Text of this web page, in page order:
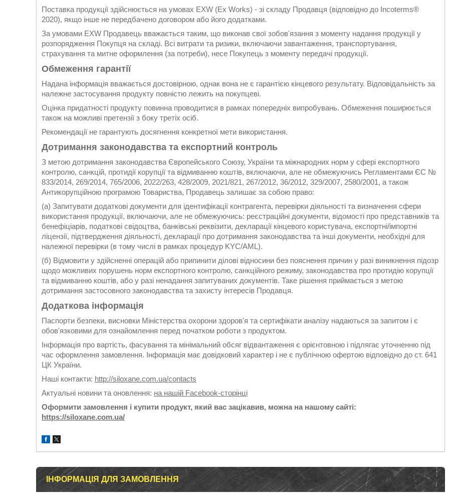
Поставка продукції здійснюється на умовах EXW (Ex Works) - зі складу Продавця (відповідно до Incoterms®
2020), якщо інше не передбачено договором або його додатками.
За умовами EXW Продавець вважається таким, що виконав свої зобов'язання з моменту надання продукції у
розпорядження Покупця на складі. Всі витрати та ризики, включаючи завантаження, транспортування,
страхування та митне оформлення (за потреби), несе Покупець з моменту передачі продукції.
Обмеження гарантії
Надана інформація вважається достовірною, однак вона не є гарантією кінцевого результату. Відповідальність за
належне застосування продукту повністю лежить на покупцеві.
Оцінка придатності продукту повинна проводитися в рамках попередніх випробувань. Обмеження поширюється
також на можливі претензії з боку третіх осіб.
Рекомендації не гарантують досягнення конкретної мети використання.
Дотримання законодавства та експортний контроль
З метою дотримання законодавства Європейського Союзу, України та міжнародних норм у сфері експортного
контролю, санкцій, протидії корупції та відмиванню коштів, включаючи, але не обмежуючись Регламентами ЄС №
833/2014, 269/2014, 765/2006, 2022/263, 428/2009, 2021/821, 267/2012, 36/2012, 329/2007, 2580/2001, а також
Антикорупційною програмою Товариства, Продавець залишає за собою право:
(а) Запитувати додаткові документи для ідентифікації контрагента, перевірки діяльності та визначення сфери
використання продукції, включаючи, але не обмежуючись: реєстраційні документи, відомості про представників та
бенефіціарів, податкові свідоцтва, банківські реквізити, декларації кінцевого користувача, експортні/імпортні
ліцензії, підтвердження діяльності, декларації про дотримання законодавства та інші документи, необхідні для
належної перевірки (в тому числі в рамках процедур KYC/AML).
(б) Відмовити у здійсненні операцій або припинити ділові відносини без пояснення причин у разі виникнення підозр
щодо можливих порушень норм експортного контролю, санкційного режиму, законодавства про протидію корупції
та відмиванню коштів, або у разі ненадання запитуваних документів. Таке рішення приймається з метою
дотримання застосовного законодавства та захисту інтересів Продавця.
Додаткова інформація
Паспорти безпеки, висновки Міністерства охорони здоров'я та сертифікати аналізу надаються за запитом і є
обов'язковими для ознайомлення перед початком роботи з продуктом.
Інформація про вартість, фасування та мінімальний обсяг відвантаження є орієнтовною і підлягає уточненню під
час оформлення замовлення. Інформація має довідковий характер і не є публічною офертою відповідно до ст. 641
ЦК України.
Наші контакти: http://siloxane.com.ua/contacts
Актуальні новини та оновлення: на нашій Facebook-сторінці
Оформити замовлення і купити продукт, який вас зацікавив, можна на нашому сайті:
https://siloxane.com.ua/
ІНФОРМАЦІЯ ДЛЯ ЗАМОВЛЕННЯ